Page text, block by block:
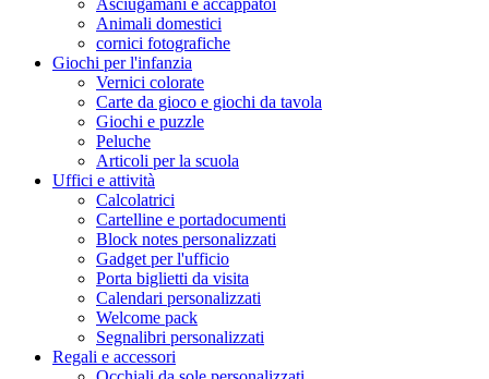
Animali domestici
cornici fotografiche
Giochi per l'infanzia
Vernici colorate
Carte da gioco e giochi da tavola
Giochi e puzzle
Peluche
Articoli per la scuola
Uffici e attività
Calcolatrici
Cartelline e portadocumenti
Block notes personalizzati
Gadget per l'ufficio
Porta biglietti da visita
Calendari personalizzati
Welcome pack
Segnalibri personalizzati
Regali e accessori